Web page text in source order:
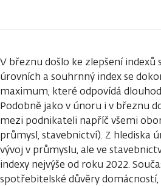
V březnu došlo ke zlepšení indexů
úrovních a souhrnný index se
maximum, které odpovídá
Podobně jako v únoru i v březnu
mezi podnikateli napříč všemi
průmysl, stavebnictví). Z hlediska
vývoj v průmyslu, ale ve
indexy nejvýše od roku 2022.
spotřebitelské důvěry